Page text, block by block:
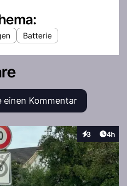
Batterie
einen Kommentar
3
Interaktionen
4h